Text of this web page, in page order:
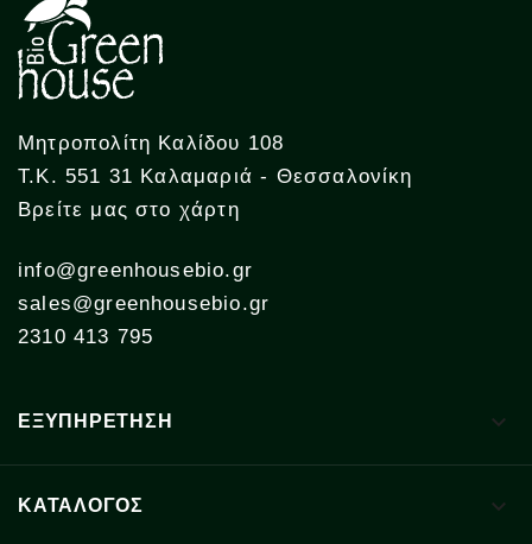
Μητροπολίτη Καλίδου 108
Τ.Κ. 551 31 Καλαμαριά - Θεσσαλονίκη
Βρείτε μας στο χάρτη
info@greenhousebio.gr
sales@greenhousebio.gr
2310 413 795
ΕΞΥΠΗΡΕΤΗΣΗ 
ΚΑΤΑΛΟΓΟΣ 